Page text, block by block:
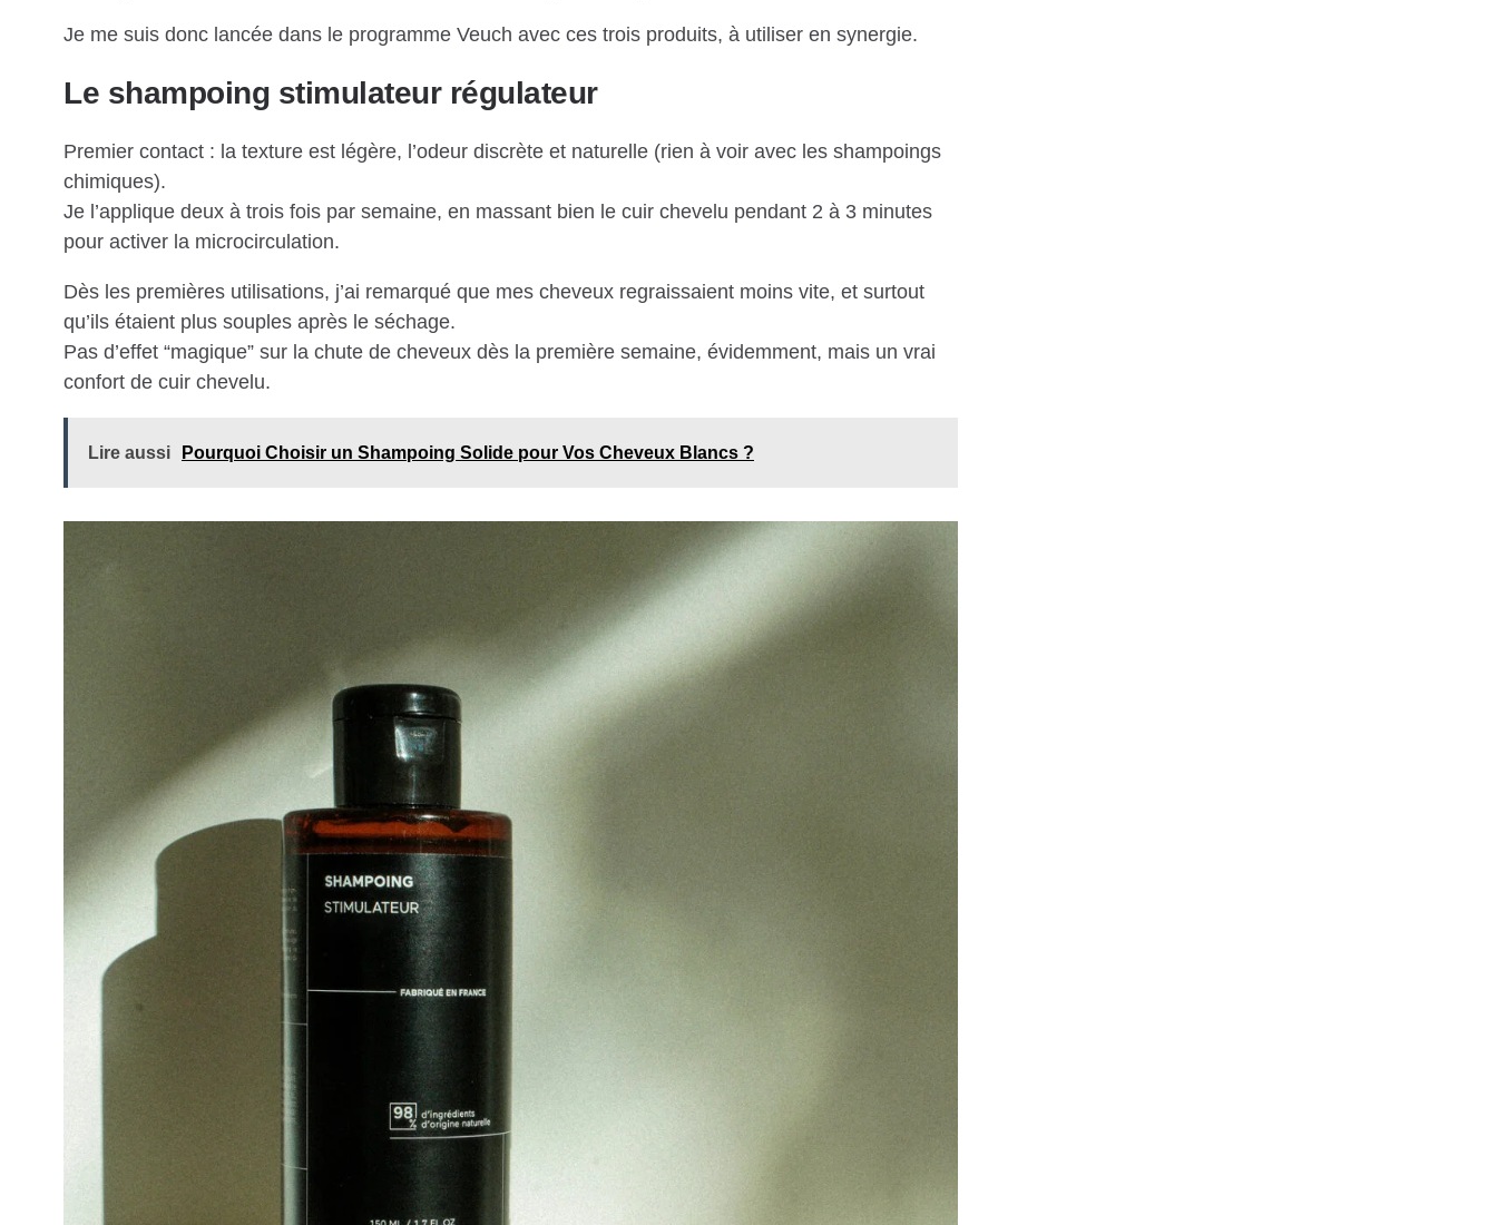
Je me suis donc lancée dans le programme Veuch avec ces trois produits, à utiliser en synergie.
Le shampoing stimulateur régulateur
Premier contact : la texture est légère, l’odeur discrète et naturelle (rien à voir avec les shampoings
chimiques).
Je l’applique deux à trois fois par semaine, en massant bien le cuir chevelu pendant 2 à 3 minutes
pour activer la microcirculation.
Dès les premières utilisations, j’ai remarqué que mes cheveux regraissaient moins vite, et surtout
qu’ils étaient plus souples après le séchage.
Pas d’effet “magique” sur la chute de cheveux dès la première semaine, évidemment, mais un vrai
confort de cuir chevelu.
Lire aussi Pourquoi Choisir un Shampoing Solide pour Vos Cheveux Blancs ?